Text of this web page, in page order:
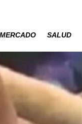
MERCADO SALUD